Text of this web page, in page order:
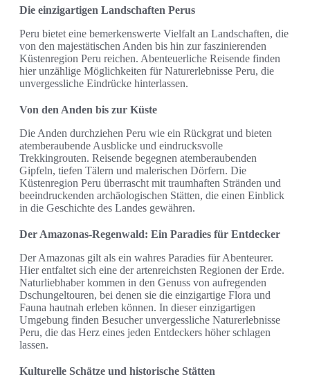
Die einzigartigen Landschaften Perus
Peru bietet eine bemerkenswerte Vielfalt an Landschaften, die
von den majestätischen Anden bis hin zur faszinierenden
Küstenregion Peru reichen. Abenteuerliche Reisende finden
hier unzählige Möglichkeiten für Naturerlebnisse Peru, die
unvergessliche Eindrücke hinterlassen.
Von den Anden bis zur Küste
Die Anden durchziehen Peru wie ein Rückgrat und bieten
atemberaubende Ausblicke und eindrucksvolle
Trekkingrouten. Reisende begegnen atemberaubenden
Gipfeln, tiefen Tälern und malerischen Dörfern. Die
Küstenregion Peru überrascht mit traumhaften Stränden und
beeindruckenden archäologischen Stätten, die einen Einblick
in die Geschichte des Landes gewähren.
Der Amazonas-Regenwald: Ein Paradies für Entdecker
Der Amazonas gilt als ein wahres Paradies für Abenteurer.
Hier entfaltet sich eine der artenreichsten Regionen der Erde.
Naturliebhaber kommen in den Genuss von aufregenden
Dschungeltouren, bei denen sie die einzigartige Flora und
Fauna hautnah erleben können. In dieser einzigartigen
Umgebung finden Besucher unvergessliche Naturerlebnisse
Peru, die das Herz eines jeden Entdeckers höher schlagen
lassen.
Kulturelle Schätze und historische Stätten